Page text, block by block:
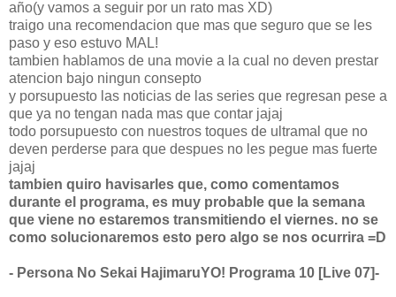
año(y vamos a seguir por un rato mas XD)
traigo una recomendacion que mas que seguro que se les
paso y eso estuvo MAL!
tambien hablamos de una movie a la cual no deven prestar
atencion bajo ningun consepto
y porsupuesto las noticias de las series que regresan pese a
que ya no tengan nada mas que contar jajaj
todo porsupuesto con nuestros toques de ultramal que no
deven perderse para que despues no les pegue mas fuerte
jajaj
tambien quiro havisarles que, como comentamos
durante el programa, es muy probable que la semana
que viene no estaremos transmitiendo el viernes. no se
como solucionaremos esto pero algo se nos ocurrira =D
- Persona No Sekai HajimaruYO! Programa 10 [Live 07]-